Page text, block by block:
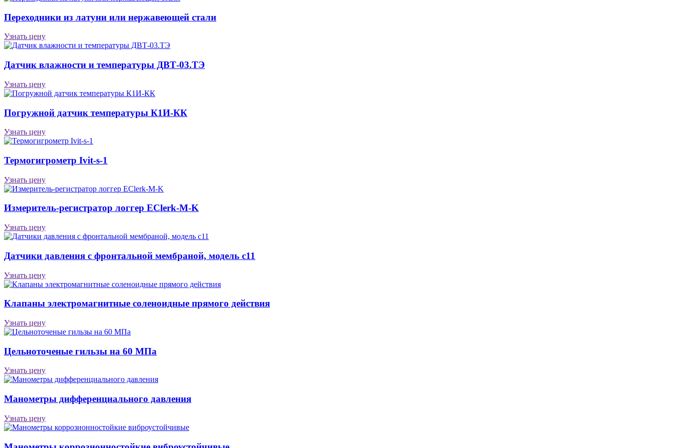
Переходники из латуни или нержавеющей стали
Узнать цену
Датчик влажности и температуры ДВТ-03.ТЭ
Узнать цену
Погружной датчик температуры К1И-КК
Узнать цену
Термогигрометр Ivit-s-1
Узнать цену
Измеритель-регистратор логгер EClerk-M-K
Узнать цену
Датчики давления с фронтальной мембраной, модель с11
Узнать цену
Клапаны электромагнитные соленоидные прямого действия
Узнать цену
Цельноточеные гильзы на 60 МПа
Узнать цену
Манометры дифференциального давления
Узнать цену